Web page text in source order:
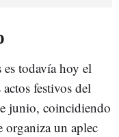
es todavía hoy el
festivos del
junio, coincidiendo
organiza un aplec